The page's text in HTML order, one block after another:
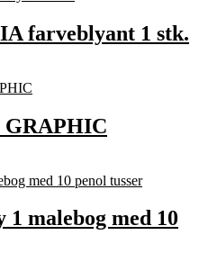
farveblyant 1 stk.
GRAPHIC
malebog med 10